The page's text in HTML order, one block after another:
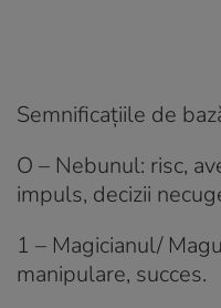
Semnificațiile de
O – Nebunul: risc,
impuls, decizii
1 – Magicianul/
manipulare, succes.